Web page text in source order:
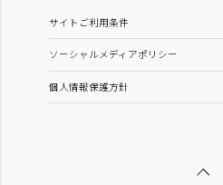
サイトご利用条件
ソーシャルメディアポリシー
個人情報保護方針